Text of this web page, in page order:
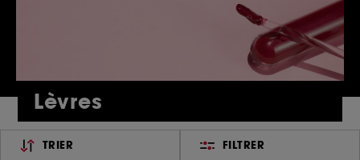
Lèvres
TRIER FILTRER